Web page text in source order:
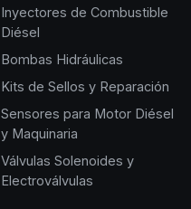
Inyectores de Combustible
Diésel
Bombas Hidráulicas
Kits de Sellos y Reparación
Sensores para Motor Diésel
y Maquinaria
Válvulas Solenoides y
Electroválvulas